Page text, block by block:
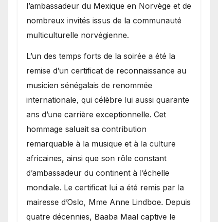
l’ambassadeur du Mexique en Norvège et de
nombreux invités issus de la communauté
multiculturelle norvégienne.
​L’un des temps forts de la soirée a été la
remise d’un certificat de reconnaissance au
musicien sénégalais de renommée
internationale, qui célèbre lui aussi quarante
ans d’une carrière exceptionnelle. Cet
hommage saluait sa contribution
remarquable à la musique et à la culture
africaines, ainsi que son rôle constant
d’ambassadeur du continent à l’échelle
mondiale. Le certificat lui a été remis par la
mairesse d’Oslo, Mme Anne Lindboe. Depuis
quatre décennies, Baaba Maal captive le